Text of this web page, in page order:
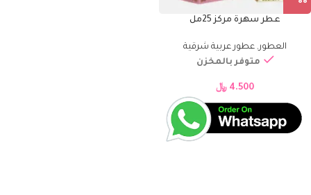
عطر سهرة مركز 25مل
العطور , عطور عربية شرقية
متوفر بالمخزن
4.500 ﷼